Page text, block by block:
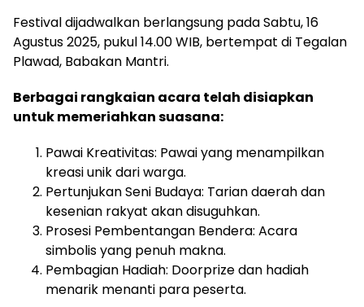
Festival dijadwalkan berlangsung pada Sabtu, 16
Agustus 2025, pukul 14.00 WIB, bertempat di Tegalan
Plawad, Babakan Mantri.
Berbagai rangkaian acara telah disiapkan
untuk memeriahkan suasana:
Pawai Kreativitas: Pawai yang menampilkan
kreasi unik dari warga.
Pertunjukan Seni Budaya: Tarian daerah dan
kesenian rakyat akan disuguhkan.
Prosesi Pembentangan Bendera: Acara
simbolis yang penuh makna.
Pembagian Hadiah: Doorprize dan hadiah
menarik menanti para peserta.